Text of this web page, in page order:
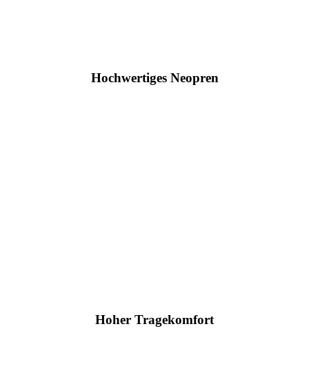
Hochwertiges Neopren
Hoher Tragekomfort